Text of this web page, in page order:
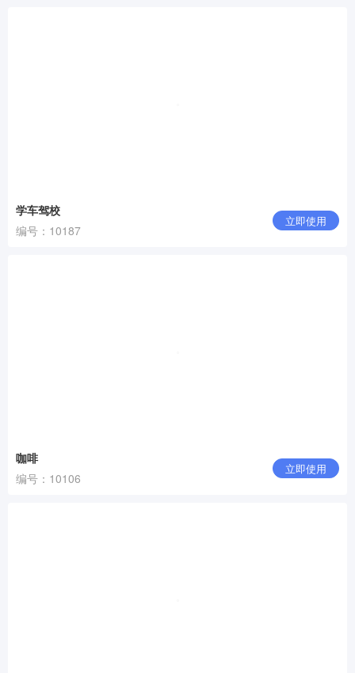
学车驾校
编号：10187
立即使用
咖啡
编号：10106
立即使用